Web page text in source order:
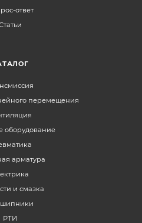
ответ
перемещения
оборудование
арматура
и смазка
РТИ